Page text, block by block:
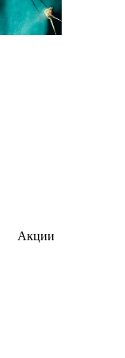
Акции